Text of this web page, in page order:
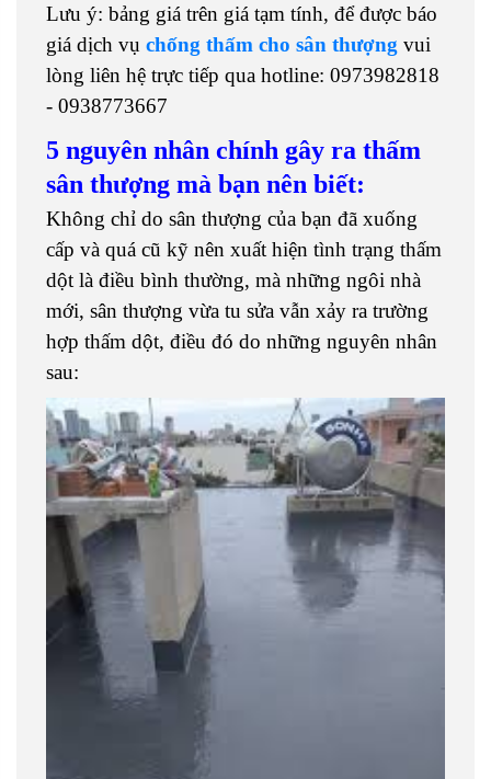
Lưu ý: bảng giá trên giá tạm tính, để được báo
giá dịch vụ chống thấm cho sân thượng vui
lòng liên hệ trực tiếp qua hotline: 0973982818
- 0938773667
5 nguyên nhân chính gây ra thấm
sân thượng mà bạn nên biết:
Không chỉ do sân thượng của bạn đã xuống
cấp và quá cũ kỹ nên xuất hiện tình trạng thấm
dột là điều bình thường, mà những ngôi nhà
mới, sân thượng vừa tu sửa vẫn xảy ra trường
hợp thấm dột, điều đó do những nguyên nhân
sau: